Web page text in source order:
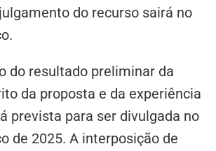
do recurso sairá no
do resultado preliminar da
da proposta e da experiência
prevista para ser divulgada no
de 2025. A interposição de